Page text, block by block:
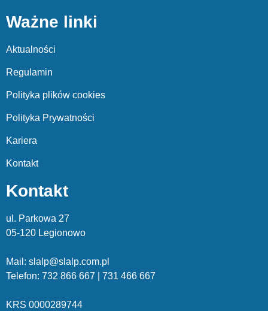
Ważne linki
Aktualności
Regulamin
Polityka plików cookies
Polityka Prywatności
Kariera
Kontakt
Kontakt
ul. Parkowa 27
05-120 Legionowo
Mail: slalp@slalp.com.pl
Telefon: 732 866 667 | 731 466 667
KRS 0000289744